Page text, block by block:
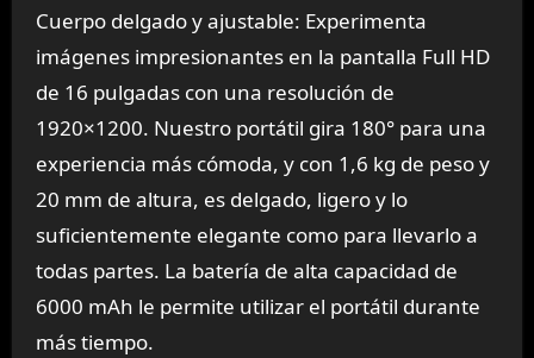
Cuerpo delgado y ajustable: Experimenta
imágenes impresionantes en la pantalla Full HD
de 16 pulgadas con una resolución de
1920×1200. Nuestro portátil gira 180° para una
experiencia más cómoda, y con 1,6 kg de peso y
20 mm de altura, es delgado, ligero y lo
suficientemente elegante como para llevarlo a
todas partes. La batería de alta capacidad de
6000 mAh le permite utilizar el portátil durante
más tiempo.